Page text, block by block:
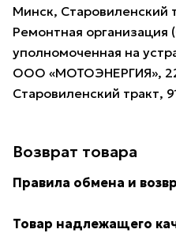
Минск, Старовиленский
Ремонтная организация
уполномоченная на
ООО «МОТОЭНЕРГИЯ»,
Старовиленский тракт,
Возврат товара
Правила обмена и
Товар надлежащего